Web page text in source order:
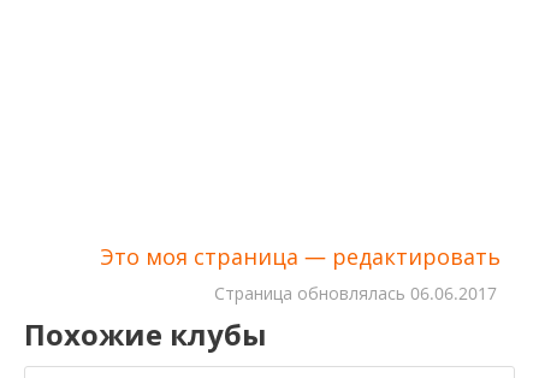
Это моя страница — редактировать
Cтраница обновлялась 06.06.2017
Похожие клубы